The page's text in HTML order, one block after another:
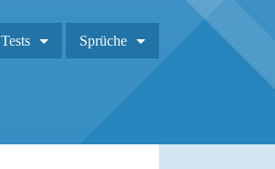
Tests Sprüche